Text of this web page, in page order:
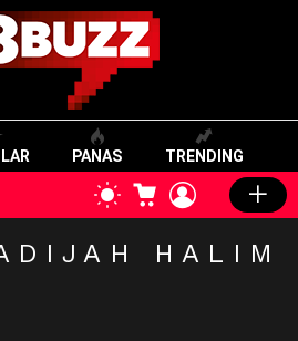
PANAS TRENDING
SWITCH
SKIN
CART LOGIN
HALIM